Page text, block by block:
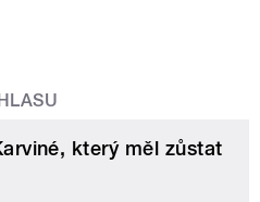
který měl zůstat